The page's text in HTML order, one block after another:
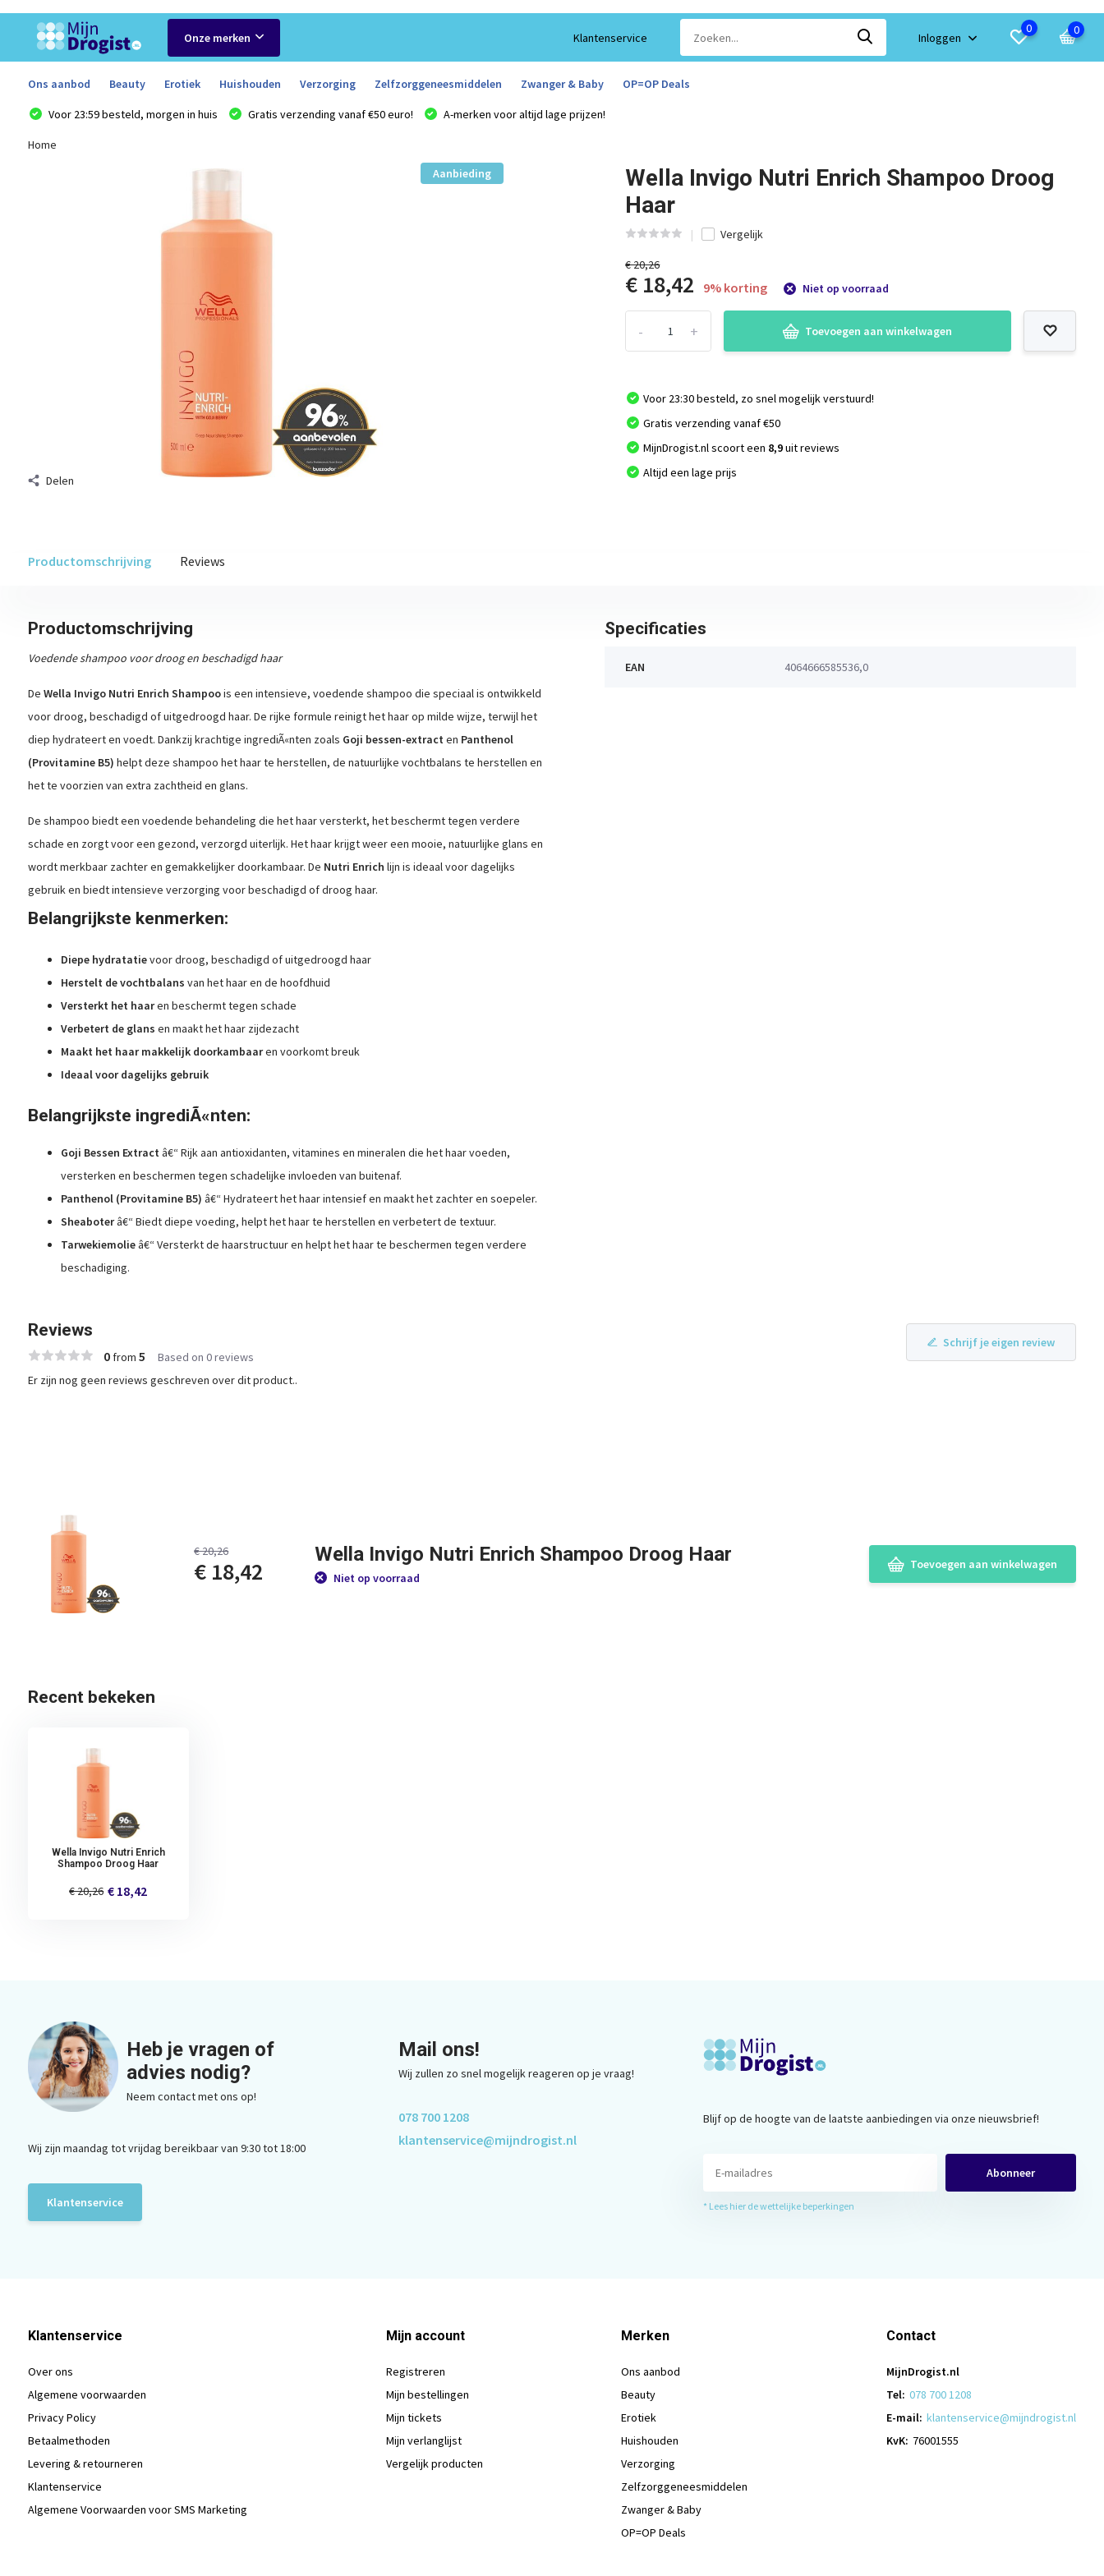
0 0
Voor 23:59 besteld, morgen in huis Gratis verzending vanaf €50 euro! A-merken voor altijd lage prijzen!
Home
Aanbieding
Delen
Wella Invigo Nutri Enrich Shampoo Droog
Haar
Vergelijk
€ 20,26
€ 18,42 9% korting Niet op voorraad
+
- Toevoegen aan winkelwagen
Voor 23:30 besteld, zo snel mogelijk verstuurd!
Gratis verzending vanaf €50
MijnDrogist.nl scoort een 8,9uit reviews
Altijd een lage prijs
Productomschrijving Reviews
Productomschrijving
Voedende shampoo voor droog en beschadigd haar
De Wella Invigo Nutri Enrich Shampoois een intensieve, voedende shampoo die speciaal is ontwikkeld
voor droog, beschadigd of uitgedroogd haar. De rijke formule reinigt het haar op milde wijze, terwijl het
diep hydrateert en voedt. Dankzij krachtige ingrediÃ«nten zoals Goji bessen-extract en Panthenol
(Provitamine B5) helpt deze shampoo het haar te herstellen, de natuurlijke vochtbalans te herstellen en
het te voorzien van extra zachtheid en glans.
De shampoo biedt een voedende behandeling die het haar versterkt, het beschermt tegen verdere
schade en zorgt voor een gezond, verzorgd uiterlijk. Het haar krijgt weer een mooie, natuurlijke glans en
wordt merkbaar zachter en gemakkelijker doorkambaar. De Nutri Enrich lijn is ideaal voor dagelijks
gebruik en biedt intensieve verzorging voor beschadigd of droog haar.
Belangrijkste kenmerken:
Diepe hydratatievoor droog, beschadigd of uitgedroogd haar
Herstelt de vochtbalans van het haar en de hoofdhuid
Versterkt het haaren beschermt tegen schade
Verbetert de glans en maakt het haar zijdezacht
Maakt het haar makkelijk doorkambaaren voorkomt breuk
Ideaal voor dagelijks gebruik
Belangrijkste ingrediÃ«nten:
Goji Bessen Extract â€“ Rijk aan antioxidanten, vitamines en mineralen die het haar voeden,
versterken en beschermen tegen schadelijke invloeden van buitenaf.
Panthenol (Provitamine B5) â€“ Hydrateert het haar intensief en maakt het zachter en soepeler.
Sheaboterâ€“ Biedt diepe voeding, helpt het haar te herstellen en verbetert de textuur.
Tarwekiemolieâ€“ Versterkt de haarstructuur en helpt het haar te beschermen tegen verdere
beschadiging.
Specificaties
EAN 4064666585536,0
Reviews
0from 5 Based on 0 reviews
Schrijf je eigen review
Er zijn nog geen reviews geschreven over dit product..
€ 20,26
€ 18,42
Wella Invigo Nutri Enrich Shampoo Droog Haar
Niet op voorraad
Toevoegen aan winkelwagen
Recent bekeken
Wella Invigo Nutri Enrich
Shampoo Droog Haar
€ 20,26 € 18,42
Heb je vragen of
advies nodig?
Neem contact met ons op!
Wij zijn maandag tot vrijdag bereikbaar van 9:30 tot 18:00
Klantenservice
Mail ons!
Wij zullen zo snel mogelijk reageren op je vraag!
078 700 1208
klantenservice@mijndrogist.nl
Blijf op de hoogte van de laatste aanbiedingen via onze nieuwsbrief!
Abonneer
* Lees hier de wettelijke beperkingen
Klantenservice
Over ons
Algemene voorwaarden
Privacy Policy
Betaalmethoden
Levering & retourneren
Klantenservice
Algemene Voorwaarden voor SMS Marketing
Mijn account
Registreren
Mijn bestellingen
Mijn tickets
Mijn verlanglijst
Vergelijk producten
Merken
Ons aanbod
Beauty
Erotiek
Huishouden
Verzorging
Zelfzorggeneesmiddelen
Zwanger & Baby
OP=OP Deals
Contact
MijnDrogist.nl
Tel: 078 700 1208
E-mail: klantenservice@mijndrogist.nl
KvK: 76001555